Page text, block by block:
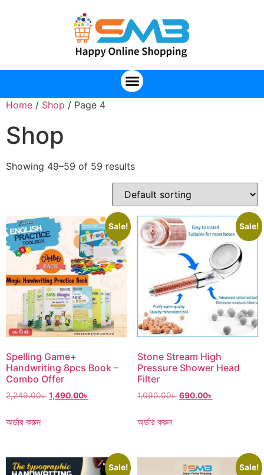
Home / Shop / Page 4
Shop
Showing 49–59 of 59 results
Sale!
Spelling Game+
Handwriting 8pcs Book –
Combo Offer
2,249.00৳ 1,490.00৳
অর্ডার করুন
Sale!
Stone Stream High
Pressure Shower Head
Filter
1,090.00৳ 690.00৳
অর্ডার করুন
Sale! Sale!